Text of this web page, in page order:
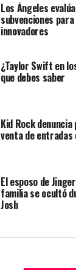
Los Ángeles
subvenciones
innovadores
¿Taylor Swift en
que debes saber
Kid Rock
venta de
El esposo de
familia se ocultó
Josh